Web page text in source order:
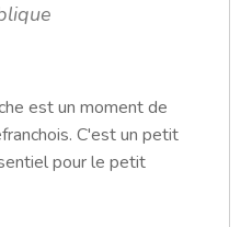
est un moment de
C'est un petit
pour le petit